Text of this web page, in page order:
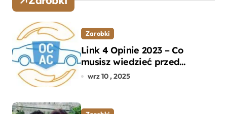
Zarobki
Link 4 Opinie 2023 – Co
musisz wiedzieć przed
wyborem ubezpieczenia OC i
wrz 10 , 2025